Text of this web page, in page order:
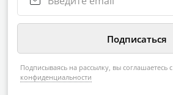
Подписываясь на рассылку, вы соглашаетесь с
конфиденциальности